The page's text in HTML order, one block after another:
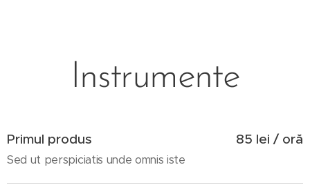
Instrumente
Primul produs
Sed ut perspiciatis unde omnis iste
85 lei / oră